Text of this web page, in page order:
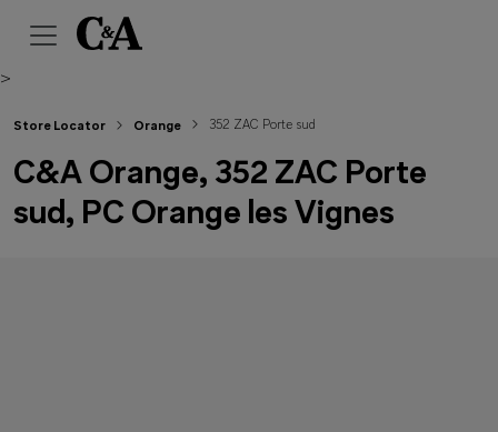
>
Store Locator Orange 352 ZAC Porte sud
C&A Orange, 352 ZAC Porte
sud, PC Orange les Vignes